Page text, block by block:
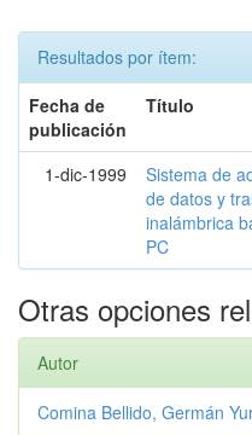
Resultados por ítem:
Fecha de
publicación
Título
1-dic-1999
Sistema de
de datos y
inalámbrica
PC
Otras opciones
Autor
Comina Bellido, Germán